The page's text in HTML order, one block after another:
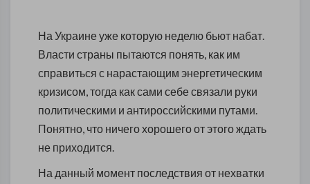
На Украине уже которую неделю бьют набат.
Власти страны пытаются понять, как им
справиться с нарастающим энергетическим
кризисом, тогда как сами себе связали руки
политическими и антироссийскими путами.
Понятно, что ничего хорошего от этого ждать
не приходится.
На данный момент последствия от нехватки